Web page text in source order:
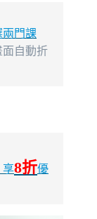
兩門課
面自動折
享8折優